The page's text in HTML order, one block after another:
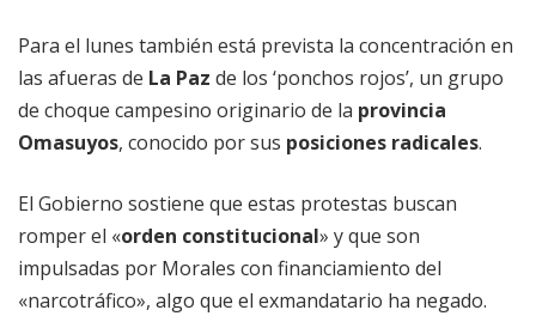
Para el lunes también está prevista la concentración en
las afueras de La Paz de los ‘ponchos rojos’, un grupo
de choque campesino originario de la provincia
Omasuyos, conocido por sus posiciones radicales.
El Gobierno sostiene que estas protestas buscan
romper el «orden constitucional» y que son
impulsadas por Morales con financiamiento del
«narcotráfico», algo que el exmandatario ha negado.